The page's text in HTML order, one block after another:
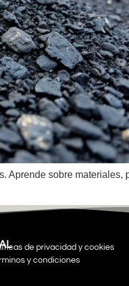
Aprende sobre materiales,
de privacidad y cookies
y condiciones